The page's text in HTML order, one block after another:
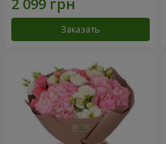
Заказать